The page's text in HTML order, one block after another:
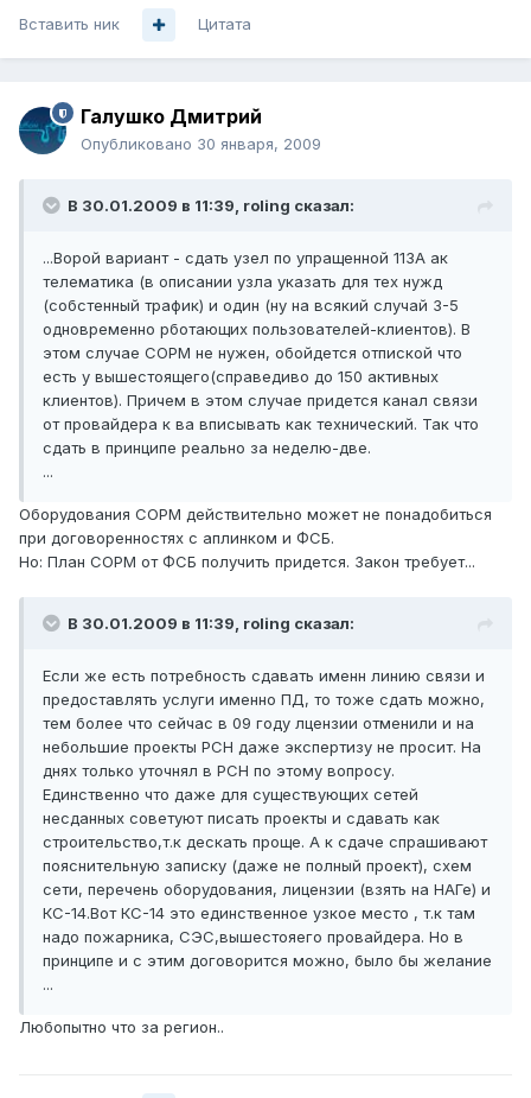
Вставить ник Цитата
Галушко Дмитрий
Опубликовано 30 января, 2009
В 30.01.2009 в 11:39, roling сказал:
...Ворой вариант - сдать узел по упращенной 113А ак
телематика (в описании узла указать для тех нужд
(собстенный трафик) и один (ну на всякий случай 3-5
одновременно рботающих пользователей-клиентов). В
этом случае СОРМ не нужен, обойдется отпиской что
есть у вышестоящего(справедиво до 150 активных
клиентов). Причем в этом случае придется канал связи
от провайдера к ва вписывать как технический. Так что
сдать в принципе реально за неделю-две.
...
Оборудования СОРМ действительно может не понадобиться
при договоренностях с аплинком и ФСБ.
Но: План СОРМ от ФСБ получить придется. Закон требует...
В 30.01.2009 в 11:39, roling сказал:
Если же есть потребность сдавать именн линию связи и
предоставлять услуги именно ПД, то тоже сдать можно,
тем более что сейчас в 09 году лцензии отменили и на
небольшие проекты РСН даже экспертизу не просит. На
днях только уточнял в РСН по этому вопросу.
Единственно что даже для существующих сетей
несданных советуют писать проекты и сдавать как
строительство,т.к дескать проще. А к сдаче спрашивают
пояснительную записку (даже не полный проект), схем
сети, перечень оборудования, лицензии (взять на НАГе) и
КС-14.Вот КС-14 это единственное узкое место , т.к там
надо пожарника, СЭС,вышестояего провайдера. Но в
принципе и с этим договорится можно, было бы желание
...
Любопытно что за регион..